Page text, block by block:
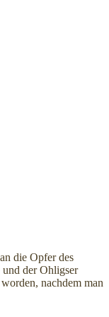
die Opfer des
der Ohligser
nachdem man